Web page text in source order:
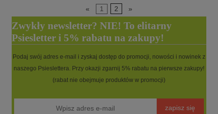
« 1 2 »
Zwykły newsletter? NIE! To elitarny
Psiesletter i 5% rabatu na zakupy!
Podaj swój adres e-mail i zyskaj dostęp do promocji, nowości i nowinek z
naszego Psieslettera. Przy okazji zgarnij 5% rabatu na pierwsze zakupy!
(rabat nie obejmuje produktów w promocji)
zapisz się